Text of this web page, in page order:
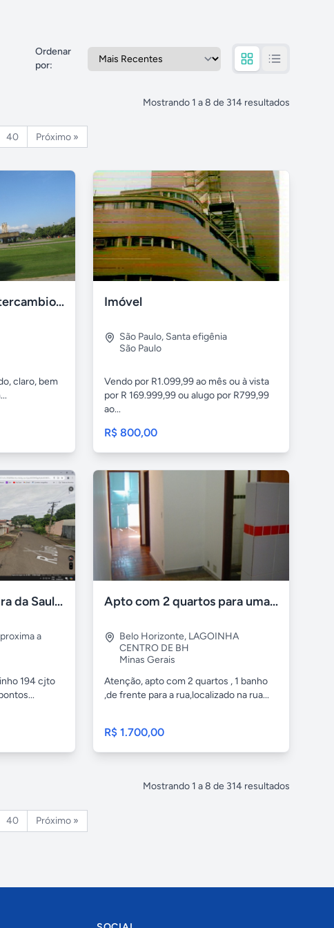
Ordenar
por:
Mostrando 1 a8 de 314 resultados
40 Próximo »
Coraçao Do Rio - Intercambios, Ferias, Trabalho
claro, bem
Imóvel
São Paulo, Santa efigênia
São Paulo
Vendo por R1.099,99 ao mês ou à vista
por R 169.999,99 ou alugo por R799,99
ao...
R$ 800,00
Terreno a uma quadra da Saul Elkind
a
194 cjto
Apto com 2 quartos para uma pessoa ou casal
Belo Horizonte, LAGOINHA
CENTRO DE BH
Minas Gerais
Atenção, apto com 2 quartos , 1 banho
,de frente para a rua,localizado na rua...
R$ 1.700,00
Mostrando 1 a8 de 314 resultados
40 Próximo »